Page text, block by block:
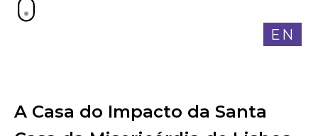
EN
A Casa do Impacto da Santa